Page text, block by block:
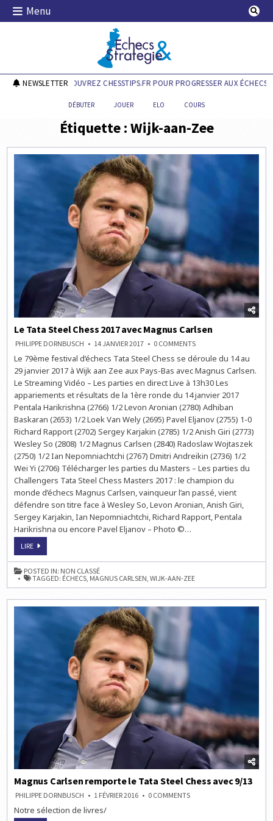
Skip
Menu
Echecs & Stratégie
NEWSLETTERDÉCOUVREZ CHESSTIPS.FR POUR PROGRESSER AUX ÉCHECS !
DÉBUTER JOUER ELO COURS
Étiquette :Wijk-aan-Zee
Le Tata Steel Chess 2017 avec Magnus Carlsen
PHILIPPE DORNBUSCH 14 JANVIER 2017 0 COMMENTSON
TATA
STEEL
CHESS
2017
AVEC
MAGNUS
CARLSEN
Le 79ème festival d’échecs Tata Steel Chess se déroule du 14 au
29 janvier 2017 à Wijk aan Zee aux Pays-Bas avec Magnus Carlsen.
Le Streaming Vidéo – Les parties en direct Live à 13h30 Les
appariements et résultats de la 1ère ronde du 14 janvier 2017
Pentala Harikrishna (2766) 1/2 Levon Aronian (2780) Adhiban
Baskaran (2653) 1/2 Loek Van Wely (2695) Pavel Eljanov (2755) 1-0
Richard Rapport (2702) Sergey Karjakin (2785) 1/2 Anish Giri (2773)
Wesley So (2808) 1/2 Magnus Carlsen (2840) Radoslaw Wojtaszek
(2750) 1/2 Ian Nepomniachtchi (2767) Dmitri Andreikin (2736) 1/2
Wei Yi (2706) Télécharger les parties du Masters – Les parties du
Challengers Tata Steel Chess Masters 2017 : le champion du
monde d’échecs Magnus Carlsen, vainqueur l’an passé, vient
défendre son titre face à Wesley So, Levon Aronian, Anish Giri,
Sergey Karjakin, Ian Nepomniachtchi, Richard Rapport, Pentala
Harikrishna ou encore Pavel Eljanov – Photo ©…
LIRELE
STEEL
CHESS
2017
AVEC
MAGNUS
POSTED IN: NON CLASSÉ
TAGGED: ÉCHECS MAGNUS CARLSEN ,WIJK-AAN-ZEE
Magnus Carlsen remporte le Tata Steel Chess avec 9/13
PHILIPPE DORNBUSCH 1 FÉVRIER 2016 0 COMMENTSON
Notre sélection de livres/